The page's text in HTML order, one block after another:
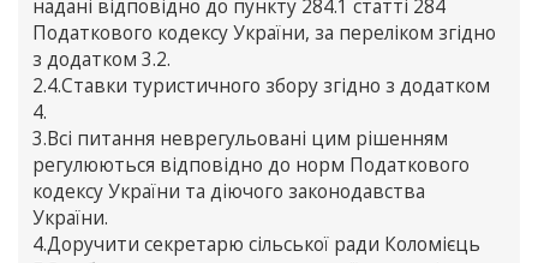
надані відповідно до пункту 284.1 статті 284
Податкового кодексу України, за переліком згідно
з додатком 3.2.
2.4.Ставки туристичного збору згідно з додатком
4.
3.Всі питання неврегульовані цим рішенням
регулюються відповідно до норм Податкового
кодексу України та діючого законодавства
України.
4.Доручити секретарю сільської ради Коломієць